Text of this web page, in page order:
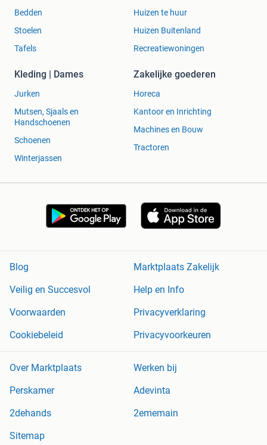
Bedden
Stoelen
Tafels
Huizen te huur
Huizen Buitenland
Recreatiewoningen
Kleding | Dames
Jurken
Mutsen, Sjaals en
Handschoenen
Schoenen
Winterjassen
Zakelijke goederen
Horeca
Kantoor en Inrichting
Machines en Bouw
Tractoren
Blog
Marktplaats Zakelijk
Veilig en Succesvol
Help en Info
Voorwaarden
Privacyverklaring
Cookiebeleid
Privacyvoorkeuren
Over Marktplaats
Werken bij
Perskamer
Adevinta
2dehands
2ememain
Sitemap